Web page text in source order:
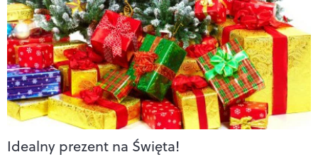
Idealny prezent na Święta!